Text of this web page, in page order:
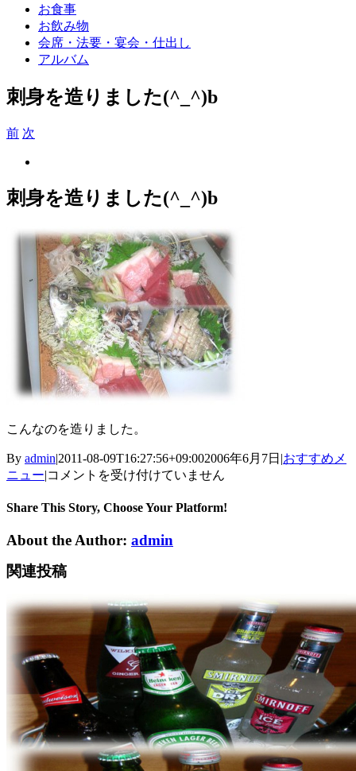
お食事
お飲み物
会席・法要・宴会・仕出し
アルバム
刺身を造りました(^_^)b
前 次
Image
刺身を造りました(^_^)b
こんなのを造りました。
By admin|2011-08-09T16:27:56+09:002006年6月7日 |おすすめメ
ニュー|刺
を
り
し
(^_^)b
コメントを受け付けていません
Share This Story, Choose Your Platform!
About the Author: admin
関連投稿